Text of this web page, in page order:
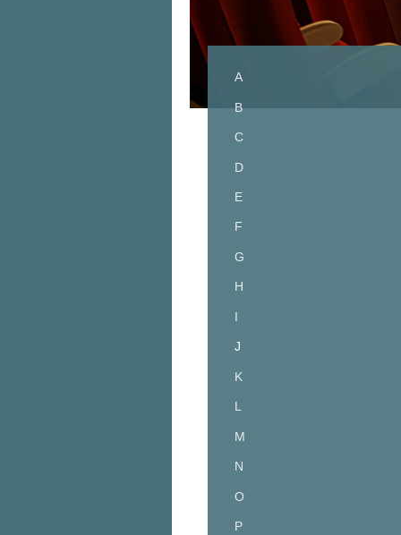
A
B
C
D
E
F
G
H
I
J
K
L
M
N
O
P